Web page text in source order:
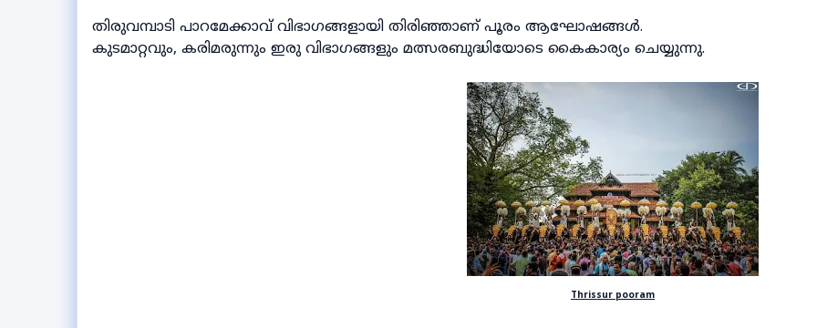
തിരുവമ്പാടി പാറമേക്കാവ് വിഭാഗങ്ങളായി തിരിഞ്ഞാണ് പൂരം ആഘോഷങ്ങൾ.
കുടമാറ്റവും, കരിമരുന്നും ഇരു വിഭാഗങ്ങളും മത്സരബുദ്ധിയോടെ കൈകാര്യം ചെയ്യുന്നു.
Thrissur pooram